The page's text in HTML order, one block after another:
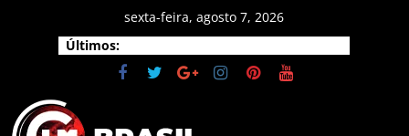
sexta-feira, agosto 7, 2026
Últimos: